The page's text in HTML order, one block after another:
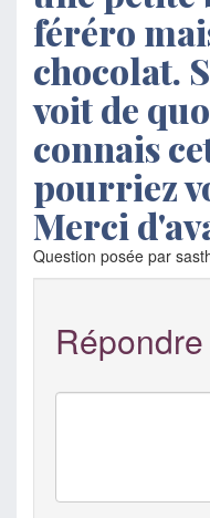
féréro
chocolat.
voit de
connais
pourriez
Merci
Question posée par
Répondre